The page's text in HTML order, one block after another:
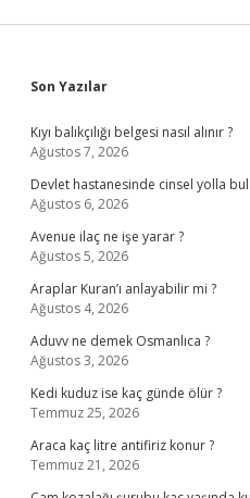
Sidebar
Son Yazılar
Kıyı balıkçılığı belgesi nasıl alınır ?
Ağustos 7, 2026
Devlet hastanesinde cinsel yolla
Ağustos 6, 2026
Avenue ilaç ne işe yarar ?
Ağustos 5, 2026
Araplar Kuran’ı anlayabilir mi ?
Ağustos 4, 2026
Aduvv ne demek Osmanlıca ?
Ağustos 3, 2026
Kedi kuduz ise kaç günde ölür ?
Temmuz 25, 2026
Araca kaç litre antifiriz konur ?
Temmuz 21, 2026